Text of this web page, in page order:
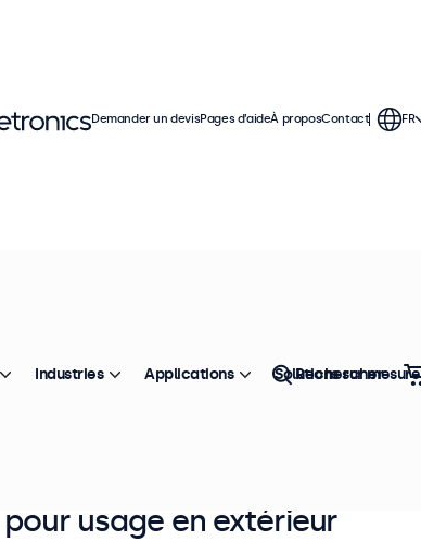
usage en extérieur
Demander un devisPages d’aideÀ proposContact FR
Industries Applications Solutions sur mesure
Rechercher